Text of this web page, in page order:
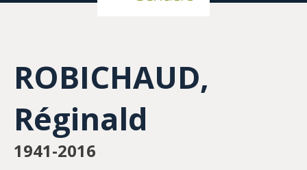
ROBICHAUD,
Réginald
1941-2016